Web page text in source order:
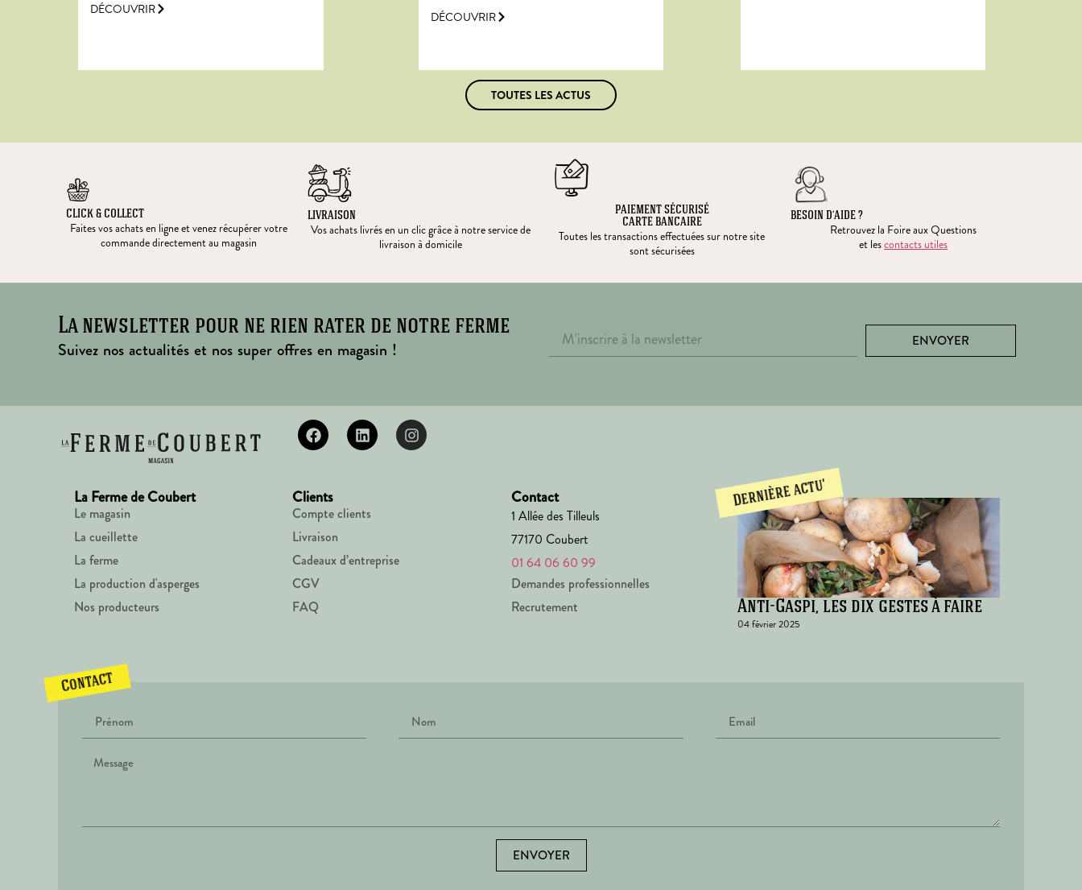
DÉCOUVRIR DÉCOUVRIR
TOUTES LES ACTUS
CLICK & COLLECT
Faites vos achats en ligne et venez récupérer votre
commande directement au magasin
LIVRAISON
Vos achats livrés en un clic grâce à notre service de
livraison à domicile
PAIEMENT SÉCURISÉ
CARTE BANCAIRE
Toutes les transactions effectuées sur notre site
sont sécurisées
BESOIN D’AIDE ?
Retrouvez la Foire aux Questions
et lescontacts utiles
La newsletter pour ne rien rater de notre ferme
Suivez nos actualités et nos super offres en magasin !
ENVOYER
La Ferme de Coubert
Le magasin
La cueillette
La ferme
La production d'asperges
Nos producteurs
Clients
Compte clients
Livraison
Cadeaux d’entreprise
CGV
FAQ
Contact
1 Allée des Tilleuls
77170 Coubert
01 64 06 60 99
Demandes professionnelles
Recrutement
Anti-Gaspi, les dix gestes à faire
04 février 2025
Dernière actu'
Contact
ENVOYER